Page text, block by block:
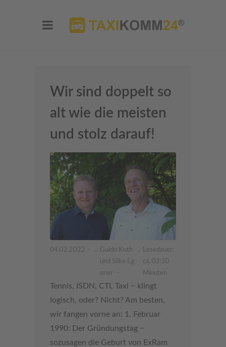
Wir sind doppelt so
alt wie die meisten
und stolz darauf!
04.02.2022 -
Guido Kuth
und Silke Eg
ener
-
Lesedauer:
ca. 02:30
Minuten
Tennis, ISDN, CTI, Taxi − klingt
logisch, oder? Nicht? Am besten,
wir fangen vorne an: 1. Februar
1990: Der Gründungstag −
sozusagen die Geburt von ExRam